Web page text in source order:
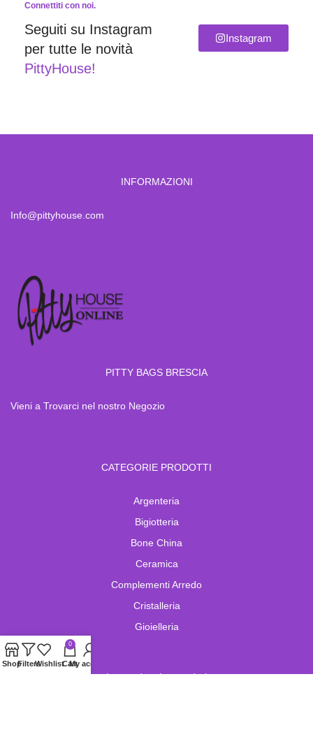
Connettiti con noi.
Seguiti su Instagram
per tutte le novità
PittyHouse!
Instagram
INFORMAZIONI
Info@pittyhouse.com
PITTY BAGS BRESCIA
Vieni a Trovarci nel nostro Negozio
CATEGORIE PRODOTTI
Argenteria
Bigiotteria
Bone China
Ceramica
Complementi Arredo
Cristalleria
Gioielleria
Lampade e Lampadari
ShopFiltersWishlist
0
CartMy account